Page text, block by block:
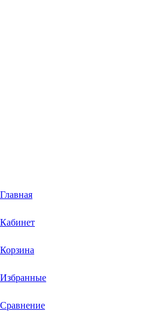
Главная
Кабинет
Корзина
Избранные
Сравнение